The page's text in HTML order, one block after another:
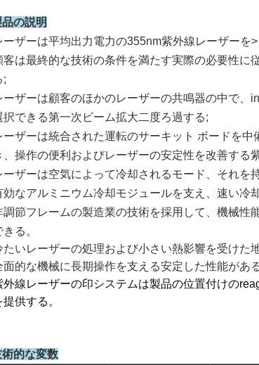
の説明
ーザーは平均出力電力の355nm紫外線レーザーを
客は最終的な技術の条件を満たす実際の必要性に
;
ーザーは顧客のほかのレーザーの共鳴器の中で、
択できる第一次ビーム拡大二度ろ過する;
ーザーは統合された運転のサーキット ボードを
、操作の便利およびレーザーの安定性を改善する
ーザーは空気によって冷却されるモード、それを
効なアルミニウム冷却モジュールを支え、速い冷
調節フレームの製造業の技術を採用して、機械性
きる。
たいレーザーの処理および小さい熱影響を受けた
面的な機械に長期操作を支える安定した性能があ
外線レーザーの印システムは製品の位置付けの
提供する。
術的な変数